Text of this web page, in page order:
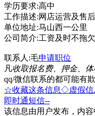
学历要求:高中
工作描述:网店运营及售后
单位地址:马山西一公里
公司简介:工资及时不拖欠
联系人:毛申请职位
凡收取报名费、押金、
qq/微信联系的都可能有
☆收藏这条信息◇虚假信
即时通短信--
该信息由用户发布，内